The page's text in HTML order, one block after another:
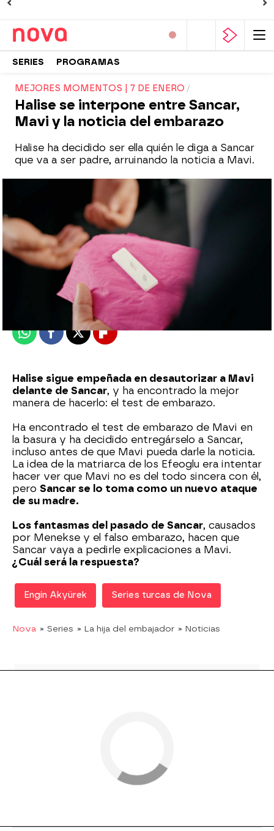
SERIES PROGRAMAS
MEJORES MOMENTOS | 7 DE ENERO
Halise se interpone entre Sancar,
Mavi y la noticia del embarazo
Halise ha decidido ser ella quién le diga a Sancar
que va a ser padre, arruinando la noticia a Mavi.
Almudena Carranza
Publicado:07 de enero de 2023, 23:19
WhatsappFacebook
X Flipboard
Halise sigue empeñada en desautorizar a Mavi
delante de Sancar, y ha encontrado la mejor
manera de hacerlo: el test de embarazo.
Ha encontrado el test de embarazo de Mavi en
la basura y ha decidido entregárselo a Sancar,
incluso antes de que Mavi pueda darle la noticia.
La idea de la matriarca de los Efeoglu era intentar
hacer ver que Mavi no es del todo sincera con él,
pero Sancar se lo toma como un nuevo ataque
de su madre.
Los fantasmas del pasado de Sancar, causados
por Menekse y el falso embarazo, hacen que
Sancar vaya a pedirle explicaciones a Mavi.
¿Cuál será la respuesta?
Engin Akyürek Series turcas de Nova
Nova » Series » La hija del embajador » Noticias